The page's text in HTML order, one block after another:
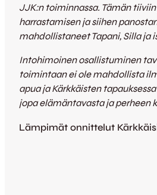
JJK:n toiminnassa. Tämän
harrastamisen ja siihen
mahdollistaneet Tapani, Silla ja
Intohimoinen osallistuminen
toimintaan ei ole mahdollista
apua ja Kärkkäisten
jopa elämäntavasta ja perheen
Lämpimät onnittelut